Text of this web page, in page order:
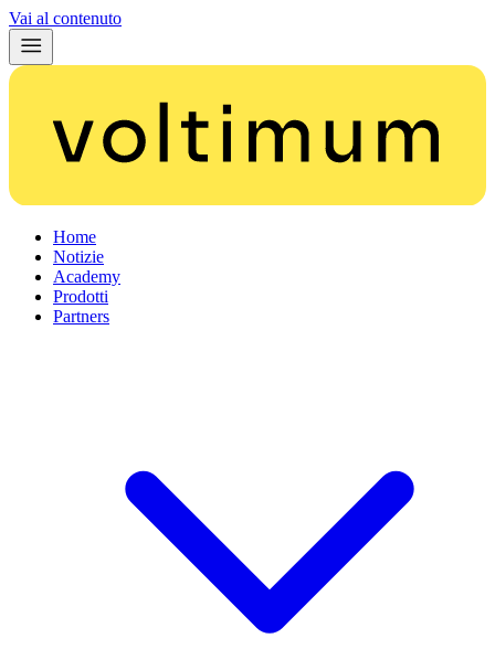
Vai al contenuto
Home
Notizie
Academy
Prodotti
Partners